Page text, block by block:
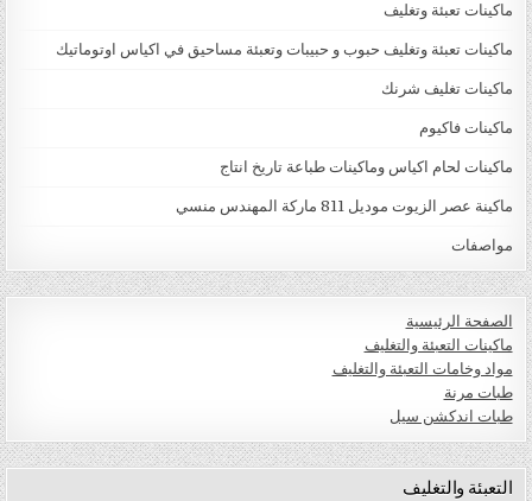
ماكينات تعبئة وتغليف
ماكينات تعبئة وتغليف حبوب و حبيبات وتعبئة مساحيق في اكياس اوتوماتيك
ماكينات تغليف شرنك
ماكينات فاكيوم
ماكينات لحام اكياس وماكينات طباعة تاريخ انتاج
ماكينة عصر الزيوت موديل 811 ماركة المهندس منسي
مواصفات
الصفحة الرئيسية
ماكينات التعبئة والتغليف
مواد وخامات التعبئة والتغليف
طبات مرنة
طبات اندكشن سيل
التعبئة والتغليف